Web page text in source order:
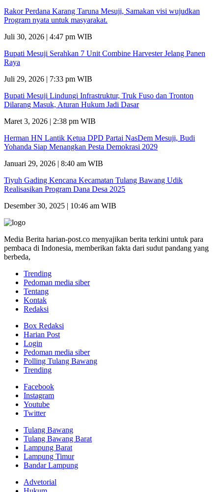
Rakor Perdana Karang Taruna Mesuji, Samakan visi wujudkan
Program nyata untuk masyarakat.
Juli 30, 2026 | 4:47 pm WIB
Bupati Mesuji Serahkan 7 Unit Combine Harvester Jelang Panen
Raya
Juli 29, 2026 | 7:33 pm WIB
Bupati Mesuji Lindungi Infrastruktur, Truk Fuso dan Tronton
Dilarang Masuk, Aturan Hukum Jadi Dasar
Maret 3, 2026 | 2:38 pm WIB
Herman HN Lantik Ketua DPD Partai NasDem Mesuji, Budi
Yohanda Siap Menangkan Pesta Demokrasi 2029
Januari 29, 2026 | 8:40 am WIB
Tiyuh Gading Kencana Kecamatan Tulang Bawang Udik
Realisasikan Program Dana Desa 2025
Desember 30, 2025 | 10:46 am WIB
Media Berita harian-post.co menyajikan berita terkini untuk para
pembaca di Indonesia, memberikan fakta dari sudut pandang yang
berbeda,
Trending
Pedoman media siber
Tentang
Kontak
Redaksi
Box Redaksi
Harian Post
Login
Pedoman media siber
Polling Tulang Bawang
Trending
Facebook
Instagram
Youtube
Twitter
Tulang Bawang
Tulang Bawang Barat
Lampung Barat
Lampung Timur
Bandar Lampung
Advetorial